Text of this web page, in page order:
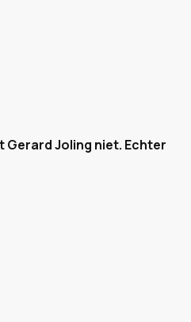
Gerard Joling niet. Echter